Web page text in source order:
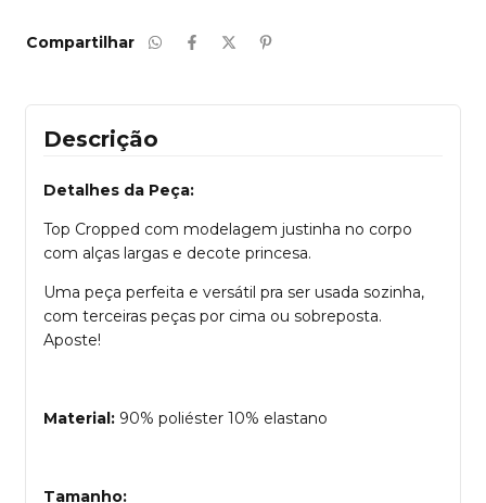
Compartilhar
Descrição
Detalhes da Peça:
Top Cropped com modelagem justinha no corpo
com alças largas e decote princesa.
Uma peça perfeita e versátil pra ser usada sozinha,
com terceiras peças por cima ou sobreposta.
Aposte!
Material: 90% poliéster 10% elastano
Tamanho: